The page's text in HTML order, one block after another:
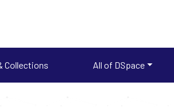
Collections All of DSpace